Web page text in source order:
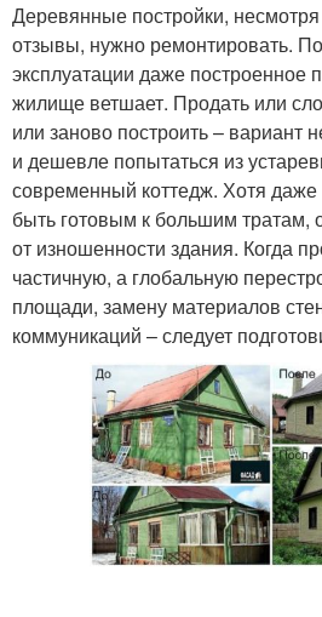
Деревянные постройки,
отзывы, нужно ремонтировать.
эксплуатации даже построенное
жилище ветшает. Продать или
или заново построить – вариант
и дешевле попытаться из
современный коттедж. Хотя
быть готовым к большим тратам,
от изношенности здания. Когда
частичную, а глобальную
площади, замену материалов
коммуникаций – следует